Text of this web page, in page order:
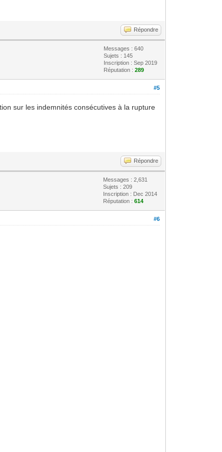
Répondre
Messages : 640
Sujets : 145
Inscription : Sep 2019
Réputation :289
#5
sur les indemnités consécutives à la rupture
Répondre
Messages : 2,631
Sujets : 209
Inscription : Dec 2014
Réputation :614
#6